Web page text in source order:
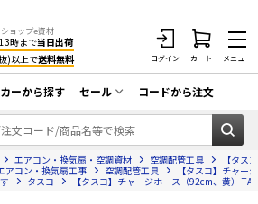
工事資材のプロショップe資材 CATV・アンテナ・防犯・光・LAN・電気・空調工事など
時まで当日出荷
)以上で送料無料 ログイン カート メニュー
用接栓／関連工具
ブースター／CATV
アンテナ工事
FTTH工事
ーから探す セール
在庫一掃セール
コードから注文
エアコン・換気扇・空調資材 空調配管工具
【タス
アコン・換気扇工事 空調配管工具
【タスコ】チャー
タスコ 【タスコ】チャージホース（92cm、黄）